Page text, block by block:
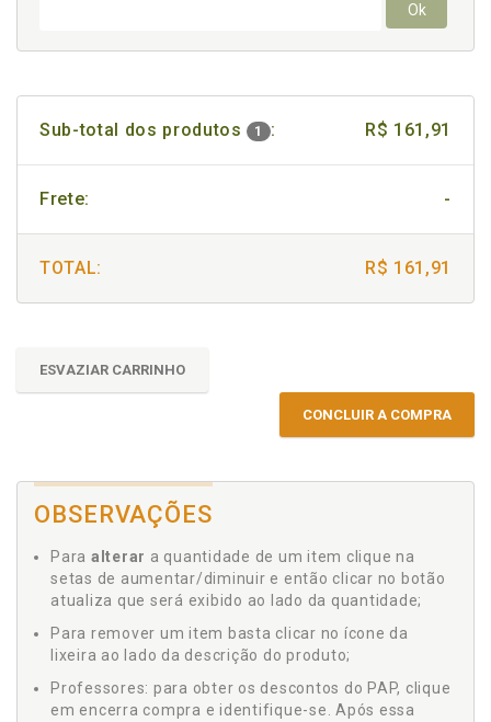
Ok
Sub-total dos produtos 1 : R$ 161,91
Frete: -
TOTAL: R$ 161,91
ESVAZIAR CARRINHO
CONCLUIR A COMPRA
OBSERVAÇÕES
Para alterar a quantidade de um item clique na
setas de aumentar/diminuir e então clicar no botão
atualiza que será exibido ao lado da quantidade;
Para remover um item basta clicar no ícone da
lixeira ao lado da descrição do produto;
Professores: para obter os descontos do PAP, clique
em encerra compra e identifique-se. Após essa